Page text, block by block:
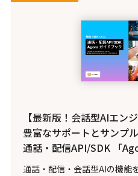
【最新版！会話型AIエン
豊富なサポートとサンプ
通話・配信API/SDK 「
通話・配信・会話型AIの機能